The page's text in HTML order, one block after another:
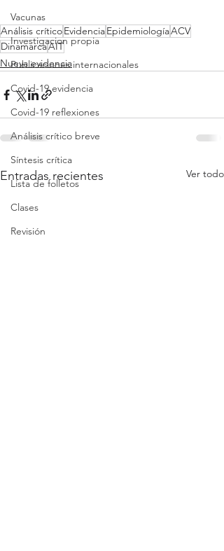
Vacunas
Investigacion propia
Publicaciones internacionales
Covid-19 evidencia
Covid-19 reflexiones
Análisis crítico breve
Síntesis crítica
Lista de folletos
Clases
Revisión
Análisis críticoEvidenciaEpidemiologíaACV
DinamarcaAIT
Nueva evidencia
Entradas recientes Ver todo